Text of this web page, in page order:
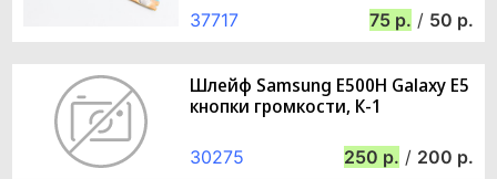
37717 75 / 50
Шлейф Samsung E500H Galaxy E5
кнопки громкости, К-1
30275 250 / 200